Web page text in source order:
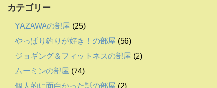
カテゴリー
YAZAWAの部屋 (25)
やっぱり釣りが好き！の部屋 (56)
ジョギング＆フィットネスの部屋 (2)
ムーミンの部屋 (74)
個人的に面白かった話の部屋 (2)